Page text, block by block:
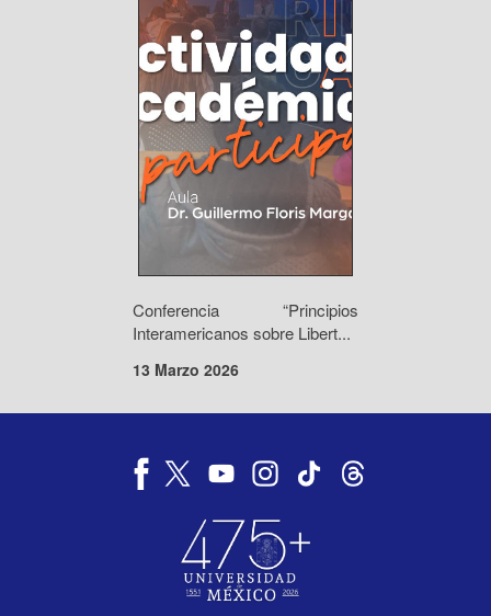
Conferencia “Principios
Interamericanos sobre Libert...
13 Marzo 2026